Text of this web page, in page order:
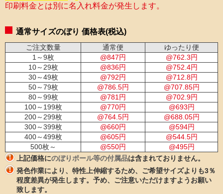
印刷料金とは別に名入れ料金が発生します。
通常サイズのぼり 価格表(税込)
ご注文数量 通常便
ゆったり便
1～9枚
@847円 @762.3円
10～29枚
@836円 @752.4円
30～49枚
@792円 @712.8円
50～79枚
@786.5円 @707.85円
80～99枚
@781 円 @702.9円
100～199枚
@770円 @693円
200～299枚
@764.5円 @688.05円
300～399枚
@660円 @594円
400～499枚
@605円 @544.5円
500枚～
@550円 @495円
上記価格にのぼりポール等の付属品は含まれておりません。
発色作業により、特性上伸縮するため、ご希望サイズよりも3％
程度差異が発生します。予め、ご注意いただけますようお願い
致します。